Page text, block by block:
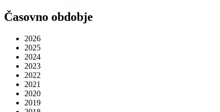
Časovno obdobje
2026
2025
2024
2023
2022
2021
2020
2019